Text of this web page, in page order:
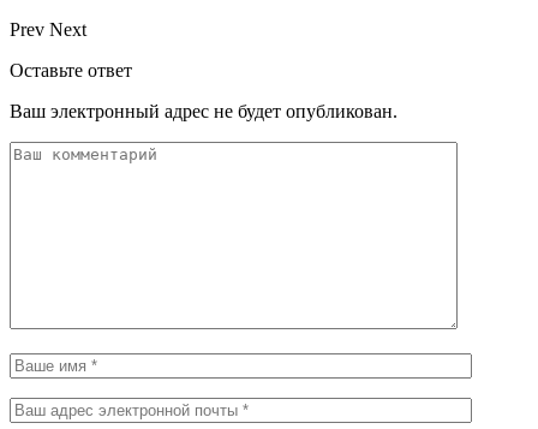
Prev Next
Оставьте ответ
Ваш электронный адрес не будет опубликован.